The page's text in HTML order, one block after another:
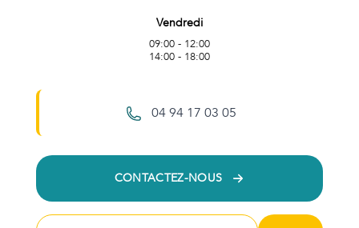
Vendredi
09:00 - 12:00
14:00 - 18:00
04 94 17 03 05
CONTACTEZ-NOUS